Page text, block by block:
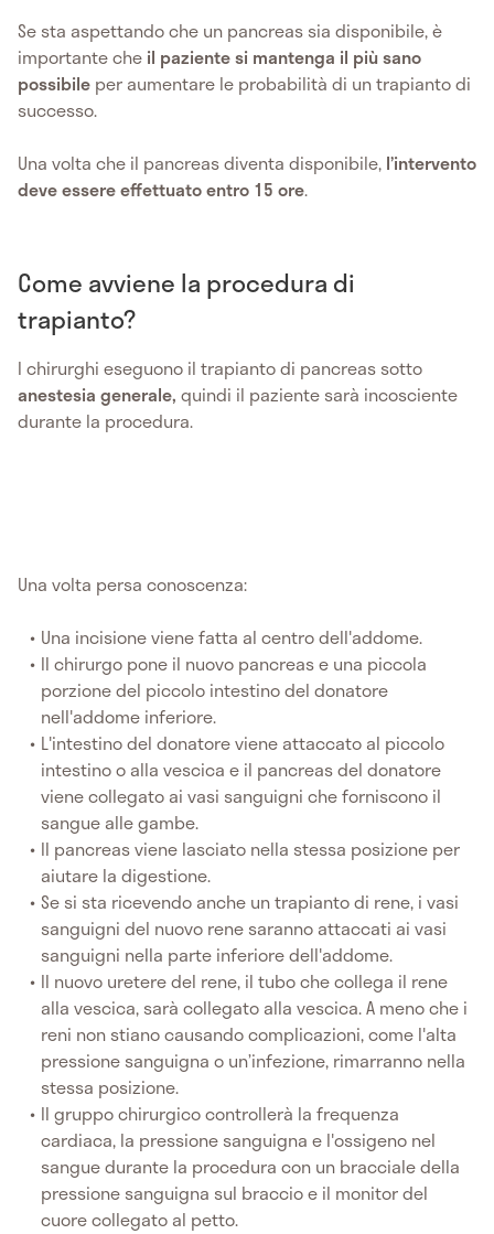
Se sta aspettando che un pancreas sia disponibile, è
importante che il paziente si mantenga il più sano
possibile per aumentare le probabilità di un trapianto di
successo.
Una volta che il pancreas diventa disponibile, l’intervento
deve essere effettuato entro 15 ore.
Come avviene la procedura di
trapianto?
I chirurghi eseguono il trapianto di pancreas sotto
anestesia generale, quindi il paziente sarà incosciente
durante la procedura.
Una volta persa conoscenza:
Una incisione viene fatta al centro dell'addome.
Il chirurgo pone il nuovo pancreas e una piccola
porzione del piccolo intestino del donatore
nell'addome inferiore.
L'intestino del donatore viene attaccato al piccolo
intestino o alla vescica e il pancreas del donatore
viene collegato ai vasi sanguigni che forniscono il
sangue alle gambe.
Il pancreas viene lasciato nella stessa posizione per
aiutare la digestione.
Se si sta ricevendo anche un trapianto di rene, i vasi
sanguigni del nuovo rene saranno attaccati ai vasi
sanguigni nella parte inferiore dell'addome.
Il nuovo uretere del rene, il tubo che collega il rene
alla vescica, sarà collegato alla vescica. A meno che i
reni non stiano causando complicazioni, come l'alta
pressione sanguigna o un’infezione, rimarranno nella
stessa posizione.
Il gruppo chirurgico controllerà la frequenza
cardiaca, la pressione sanguigna e l'ossigeno nel
sangue durante la procedura con un bracciale della
pressione sanguigna sul braccio e il monitor del
cuore collegato al petto.